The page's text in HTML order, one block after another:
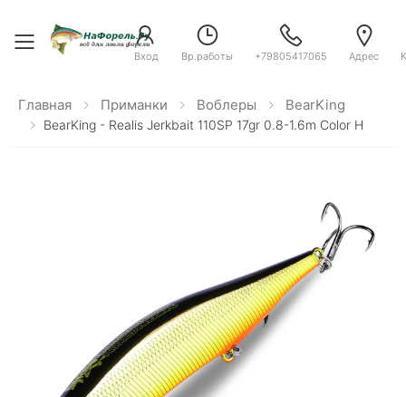
Toggle menu
Вход Вр.работы +79805417065 Адрес
Главная Приманки Воблеры BearKing
BearKing - Realis Jerkbait 110SP 17gr 0.8-1.6m Color H